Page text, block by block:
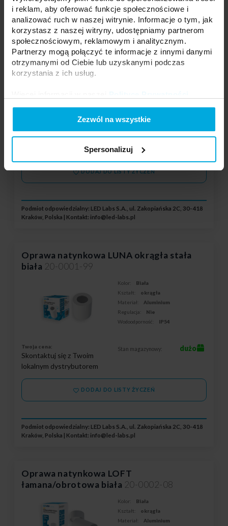
i reklam, aby oferować funkcje społecznościowe i
analizować ruch w naszej witrynie. Informacje o tym, jak
korzystasz z naszej witryny, udostępniamy partnerom
społecznościowym, reklamowym i analitycznym.
Partnerzy mogą połączyć te informacje z innymi danymi
otrzymanymi od Ciebie lub uzyskanymi podczas
korzystania z ich usług.
Zezwól na wszystkie
Spersonalizuj
Oprawa natynkowa FIRA okrągła biała
20-0001-97
Kolor:
Biała
Skontaktuj się z Twoim
lokalnym dystrybutorem
Stan magazynowy: dużo
DODAJ DO LISTY ŻYCZEŃ
Podmiot odpowiedzialny: LED Labs S.A., ul. Zakopiańska 2C, 30-418
Kraków, Polska | Kontakt: info@led-labs.pl
Oprawa natynkowa LUNA okrągła stała
biała 20-0001-99
Kolor:
Biała
Kształt:
okrągła
Materiał:
Aluminium
Regulacja:
Nie
Wodoodporność:
IP54
Twoja cena:
Skontaktuj się z Twoim
lokalnym dystrybutorem
Stan magazynowy: dużo
DODAJ DO LISTY ŻYCZEŃ
Podmiot odpowiedzialny: LED Labs S.A., ul. Zakopiańska 2C, 30-418
Kraków, Polska | Kontakt: info@led-labs.pl
Oprawa natynkowa LOFT
łamana/obrotowa biała 20-0002-08
Kolor:
Biała
Kształt:
okrągła
Materiał:
Aluminium